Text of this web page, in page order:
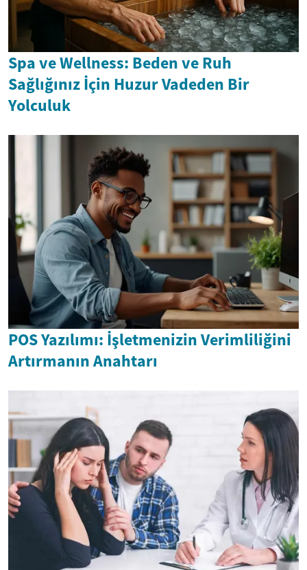
Spa ve Wellness: Beden ve Ruh
Sağlığınız İçin Huzur Vadeden Bir
Yolculuk
POS Yazılımı: İşletmenizin Verimliliğini
Artırmanın Anahtarı